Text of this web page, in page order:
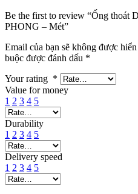
Be the first to review “Ống thoát
PHONG – Mét”
Email của bạn sẽ không được
buộc được đánh dấu *
Your rating *
Value for money
1 2 3 4 5
Durability
1 2 3 4 5
Delivery speed
1 2 3 4 5